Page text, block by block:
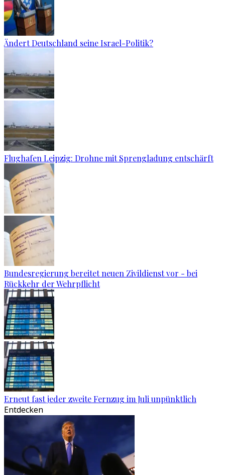
Ändert Deutschland seine Israel-Politik?
Flughafen Leipzig: Drohne mit Sprengladung entschärft
Bundesregierung bereitet neuen Zivildienst vor - bei
Rückkehr der Wehrpflicht
Erneut fast jeder zweite Fernzug im Juli unpünktlich
Entdecken